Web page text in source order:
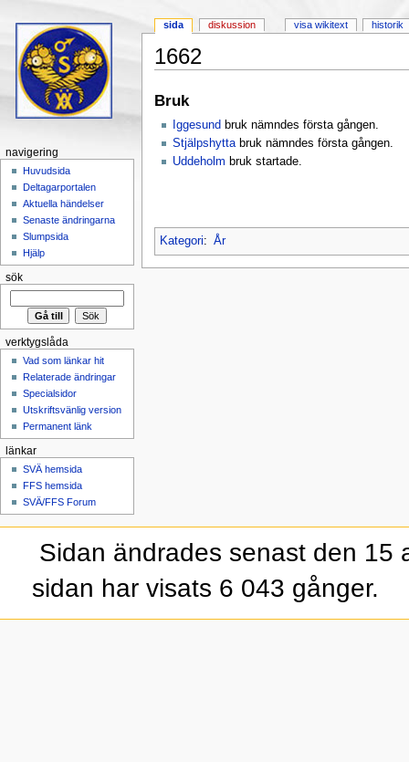
1662
Bruk
Iggesund bruk nämndes första gången.
Stjälpshyttabruk nämndes första gången.
Uddeholm bruk startade.
Kategori: År
sida diskussion visa wikitext historik
navigering
Huvudsida
Deltagarportalen
Aktuella händelser
Senaste ändringarna
Slumpsida
Hjälp
sök
verktygslåda
Vad som länkar hit
Relaterade ändringar
Specialsidor
Utskriftsvänlig version
Permanent länk
länkar
SVÄ hemsida
FFS hemsida
SVÄ/FFS Forum
Sidan ändrades senast den 15
sidan har visats 6 043 gånger.